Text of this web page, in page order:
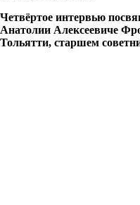
Четвёртое интервью
Анатолии Алексеевиче
Тольятти, старшем